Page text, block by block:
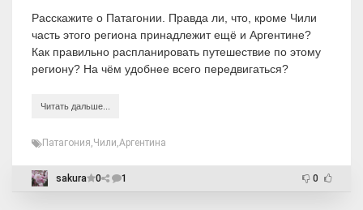
Расскажите о Патагонии. Правда ли, что, кроме Чили
часть этого региона принадлежит ещё и Аргентине?
Как правильно распланировать путешествие по этому
региону? На чём удобнее всего передвигаться?
Читать дальше...
Патагония,Чили,Аргентина
sakura 0 1 0